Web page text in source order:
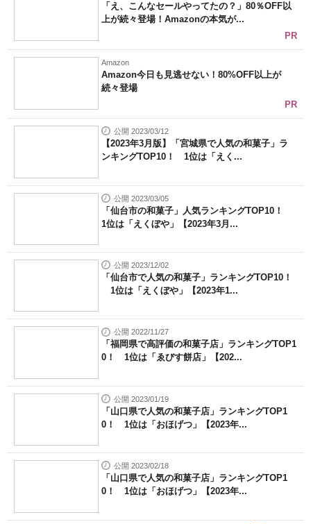
「え、こんなセールやってたの？」80％OFF以
上が続々登場！Amazonの本気が...
PR
Amazon
Amazon今日も見逃せない！80%OFF以上が
続々登場
PR
公開 2023/03/12
【2023年3月版】「宮城県で人気の和菓子」ラ
ンキングTOP10！ 1位は「えく...
公開 2023/03/05
「仙台市の和菓子」人気ランキングTOP10！
1位は「えくぼや」【2023年3月...
公開 2023/12/02
「仙台市で人気の和菓子」ランキングTOP10！
1位は「えくぼや」【2023年1...
公開 2022/11/27
「福岡県で高評価の和菓子店」ランキングTOP1
0！ 1位は「ゑびす餅店」【202...
公開 2023/01/19
「山口県で人気の和菓子店」ランキングTOP1
0！ 1位は「おほげつ」【2023年...
公開 2023/02/18
「山口県で人気の和菓子店」ランキングTOP1
0！ 1位は「おほげつ」【2023年...